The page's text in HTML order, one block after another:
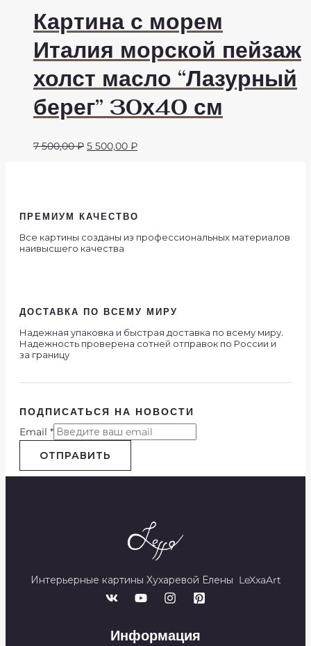
Картина с морем
Италия морской пейзаж
холст масло “Лазурный
берег” 30х40 см
7 500,00₽ Первоначальная
5 500,00 ₽Текущая
ПРЕМИУМ КАЧЕСТВО
Все картины созданы из профессиональных материалов
наивысшего качества
ДОСТАВКА ПО ВСЕМУ МИРУ
Надежная упаковка и быстрая доставка по всему миру.
Надежность проверена сотней отправок по России и
за границу
ПОДПИСАТЬСЯ НА НОВОСТИ
Email *
ОТПРАВИТЬ
Интерьерные картины Хухаревой Елены LeXxaArt
Информация